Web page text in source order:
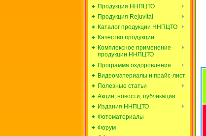
Продукция ННПЦТО
Продукция Rejuvital
Каталог продукции ННПЦТО
Качество продукции
Комплексное применение
продукции ННПЦТО
Программа оздоровления
Видеоматериалы и прайс-лист
Полезные статьи
Акции, новости, публикации
Издания ННПЦТО
Фотоматериалы
Форум